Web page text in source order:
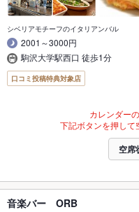
シベリアモチーフのイタリアンバル
2001～3000円
駒沢大学駅西口 徒歩1分
口コミ投稿特典対象店
カレンダー
下記ボタンを押して
空席
音楽バー ORB